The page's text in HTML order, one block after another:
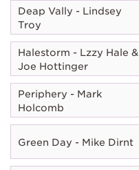
Deap Vally - Lindsey
Troy
Halestorm - Lzzy Hale &
Joe Hottinger
Periphery - Mark
Holcomb
Green Day - Mike Dirnt